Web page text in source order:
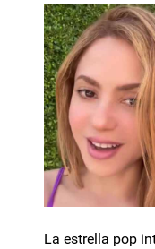
La estrella pop